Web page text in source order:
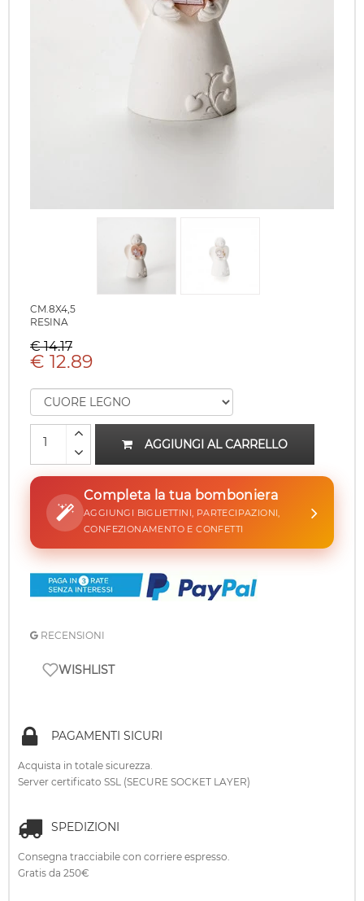
CM.8X4,5
RESINA
€ 14.17
€ 12.89
AGGIUNGI AL CARRELLO
Completa la tua bomboniera
AGGIUNGI BIGLIETTINI, PARTECIPAZIONI,
CONFEZIONAMENTO E CONFETTI
RECENSIONI
WISHLIST
PAGAMENTI SICURI
Acquista in totale sicurezza.
Server certificato SSL (SECURE SOCKET LAYER)
SPEDIZIONI
Consegna tracciabile con corriere espresso.
Gratis da 250€